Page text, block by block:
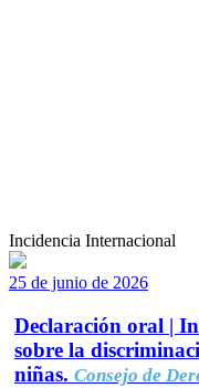
Incidencia Internacional
25 de junio de 2026
Declaración oral |
sobre la
niñas. Consejo de